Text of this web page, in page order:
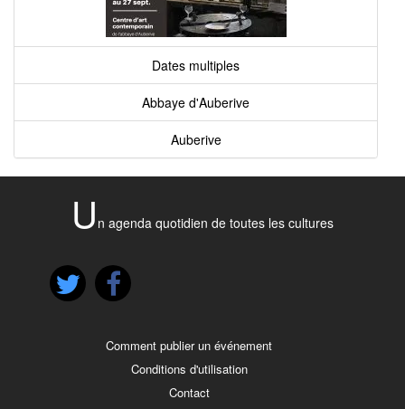
Dates multiples
Abbaye d'Auberive
Auberive
U n agenda quotidien de toutes les cultures
Comment publier un événement
Conditions d'utilisation
Contact